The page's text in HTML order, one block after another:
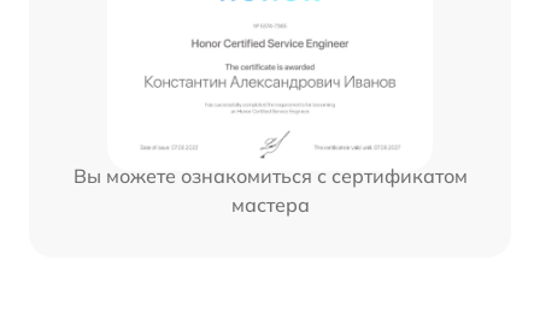
Вы можете ознакомиться с сертификатом
мастера